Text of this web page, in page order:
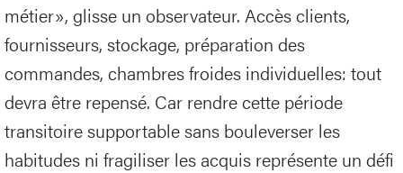
métier», glisse un observateur. Accès clients,
fournisseurs, stockage, préparation des
commandes, chambres froides individuelles: tout
devra être repensé. Car rendre cette période
transitoire supportable sans bouleverser les
habitudes ni fragiliser les acquis représente un défi